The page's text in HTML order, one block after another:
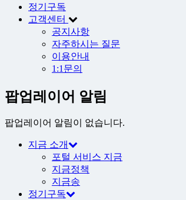
정기구독
고객센터
공지사항
자주하시는 질문
이용안내
1:1문의
팝업레이어 알림
팝업레이어 알림이 없습니다.
지금 소개
포털 서비스 지금
지금정책
지금송
정기구독